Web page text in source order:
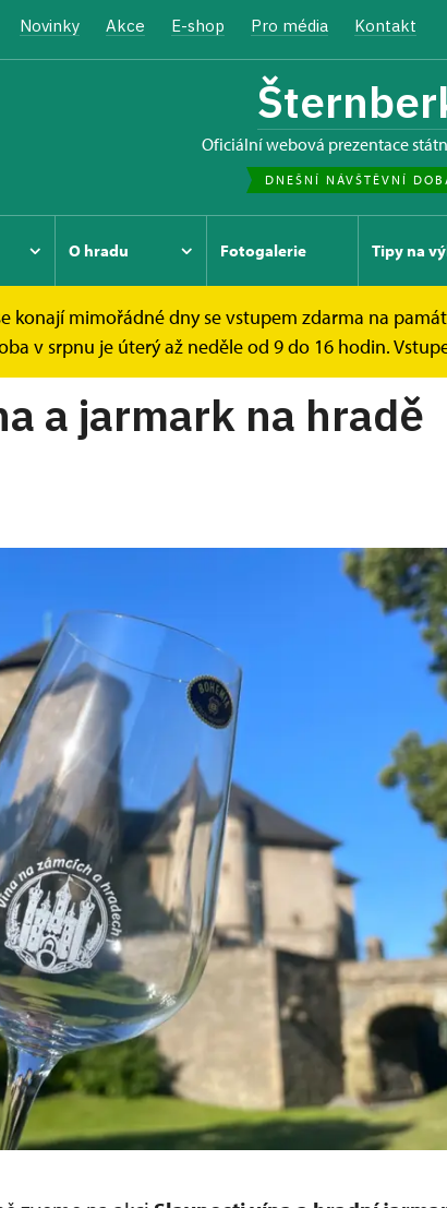
Novinky Akce E-shop Pro média Kontakt
oficiální webová prezentace
DNEŠNÍ NÁVŠTĚVNÍ
O hradu Fotogalerie Tipy na
konají mimořádné dny se vstupem zdarma na
v srpnu je úterý až neděle od 9 do 16 hodin.
vína a jarmark na hradě...
a jarmark na hradě